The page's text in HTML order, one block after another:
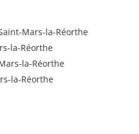
Mars-la-Réorthe
la-Réorthe
la-Réorthe
la-Réorthe